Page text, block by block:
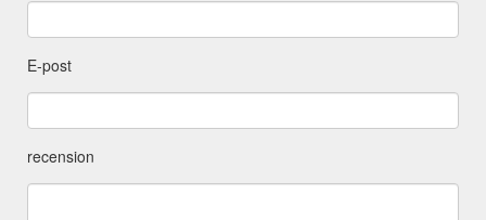
E-post
recension